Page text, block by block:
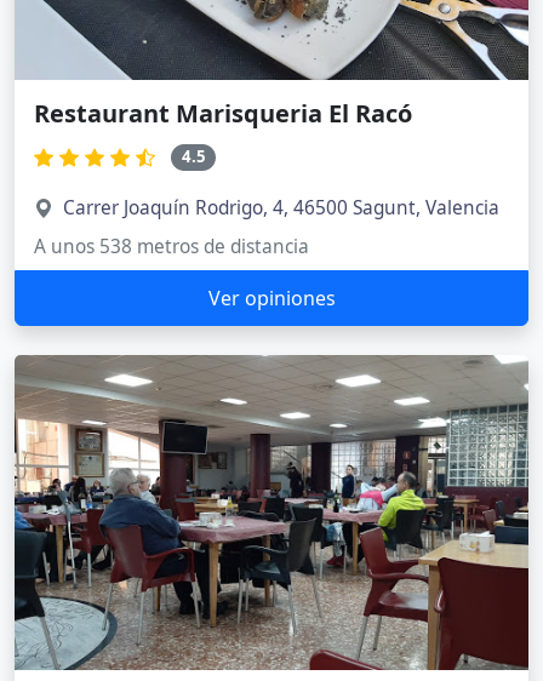
Restaurant Marisqueria El Racó
4.5
Carrer Joaquín Rodrigo, 4, 46500 Sagunt, Valencia
A unos 538 metros de distancia
Ver opiniones